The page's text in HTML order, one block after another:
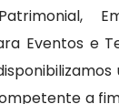
Eventos e
a